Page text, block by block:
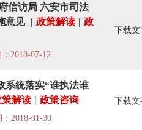
信访局 六安市司法
意见 | 政策解读 | 政
2018-07-12
下载文
系统落实“谁执法谁
策解读 | 政策咨询
2018-01-30
下载文